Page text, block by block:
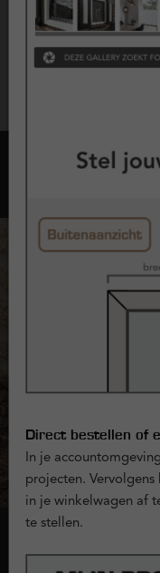
De exacte
garantievoorwaarden.
Direct bestellen of
In je
projecten.
in je winkelwagen af
te stellen.
Opties met
Onderdorpel